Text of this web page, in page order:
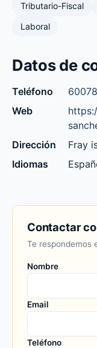
Tributario-Fiscal
Laboral
Datos de
Teléfono
Web
Dirección
Fray
Idiomas
Contactar
Te respondemos
Nombre
Email
Teléfono